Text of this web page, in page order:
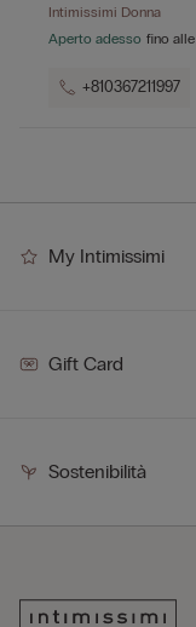
Intimissimi Donna
Aperto adesso fino alle
+810367211997
My Intimissimi
Gift Card
Sostenibilità